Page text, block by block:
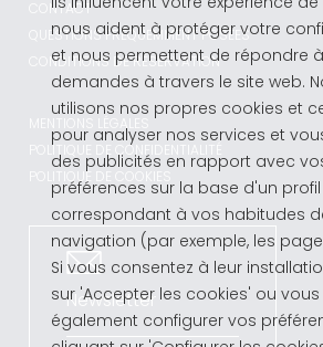
CONTACT
QUESTIONS FRÉQUEMMENT POSÉES
CONDITIONS DE RÉSERVATION
MENTIONS LÉGALES
POLITIQUE DE CONFIDENTIALITÉ
POLITIQUE DE COOKIES
Newsletter
nous aident à protéger votre
et nous permettent de répondre
demandes à travers le site web.
utilisons nos propres cookies et
pour analyser nos services et
des publicités en rapport avec
préférences sur la base d'un profil
correspondant à vos habitudes
navigation (par exemple, les
Si vous consentez à leur
sur 'Accepter les cookies' ou
également configurer vos